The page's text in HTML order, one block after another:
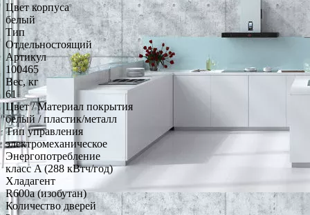
Цвет корпуса
белый
Тип
Отдельностоящий
Артикул
100465
Вес, кг
61
Цвет / Материал покрытия
белый / пластик/металл
Тип управления
электромеханическое
Энергопотребление
класс A (288 кВтч/год)
Хладагент
R600a (изобутан)
Количество дверей